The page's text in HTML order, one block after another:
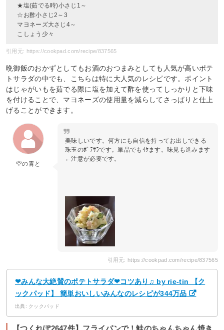
★塩(茹でる時)小さじ1～
☆お酢小さじ2～3
マヨネーズ大さじ4～
こしょう少々
引用元: https://cookpad.com/recipe/837565
晩御飯のおかずとしてもお酒のおつまみとしても人気が高いポテ
トサラダの中でも、こちらは特に大人気のレシピです。ポイント
はじゃがいもを茹でる際に塩を加えて酢を使ってしっかりと下味
を付けることで、マヨネーズの使用量を減らしてさっぱりと仕上
げることができます。
空の青と
美味しいです。何方にも自信を持ってお出しできる
珠玉のﾎﾟﾃｻﾗです。単品でもｲｹます。味見も進みます
←注意が必要です。
引用元: https://cookpad.com/recipe/837565
❤みんな大絶賛のポテトサラダ❤コツあり♫ by rie-tin 【ク
ックパッド】 簡単おいしいみんなのレシピが344万品
出典: クックパッド